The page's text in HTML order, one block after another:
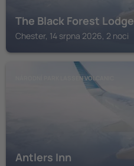
The Black Forest Lodge
Chester, 14 srpna 2026, 2 noci
NÁRODNÍ PARK LASSEN VOLCANIC
Antlers Inn